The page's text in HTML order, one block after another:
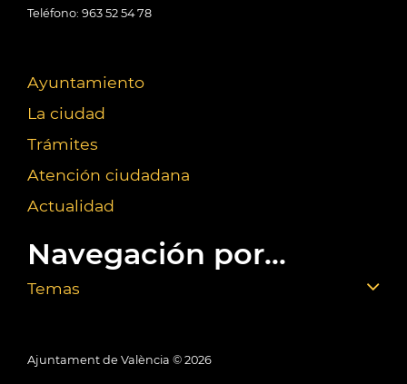
Teléfono: 963 52 54 78
Ayuntamiento
La ciudad
Trámites
Atención ciudadana
Actualidad
Navegación por...
Temas
Ajuntament de València © 2026